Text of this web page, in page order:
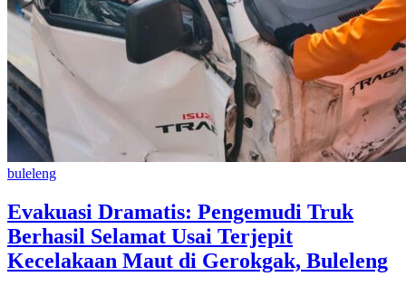
buleleng
Evakuasi Dramatis: Pengemudi Truk
Berhasil Selamat Usai Terjepit
Kecelakaan Maut di Gerokgak, Buleleng